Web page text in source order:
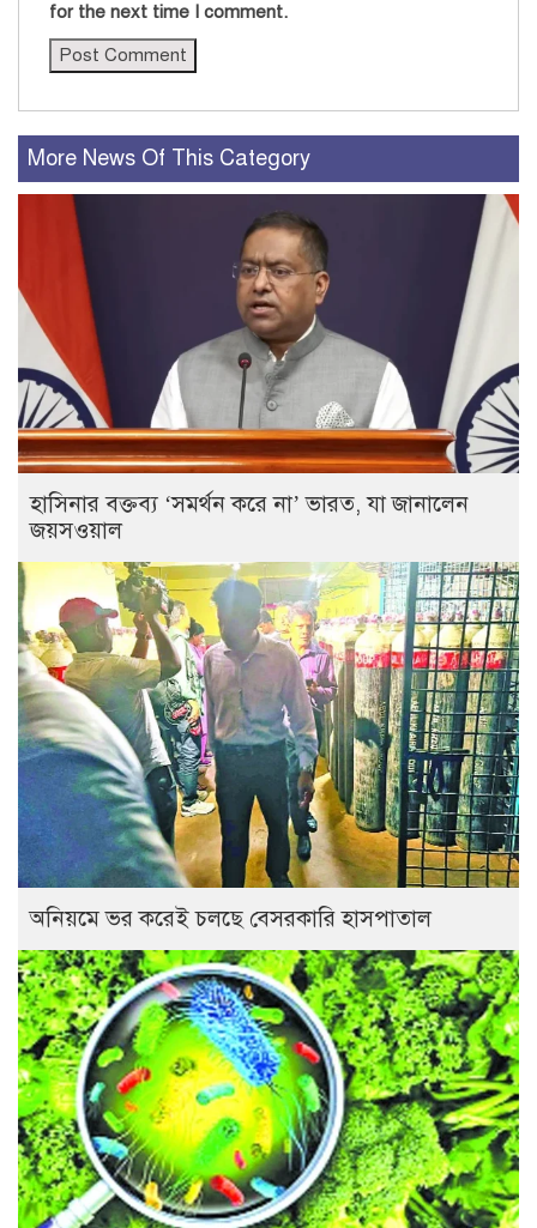
for the next time I comment.
More News Of This Category
হাসিনার বক্তব্য ‘সমর্থন করে না’ ভারত, যা জানালেন
জয়সওয়াল
অনিয়মে ভর করেই চলছে বেসরকারি হাসপাতাল